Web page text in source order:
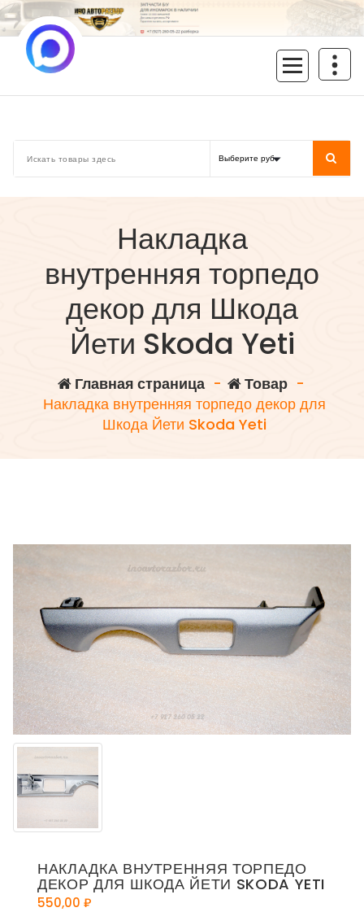
Перейти
к
содержимому
Накладка
внутренняя торпедо
декор для Шкода
Йети Skoda Yeti
Главная страница- Товар-
Накладка внутренняя торпедо декор для
Шкода Йети Skoda Yeti
НАКЛАДКА ВНУТРЕННЯЯ ТОРПЕДО
ДЕКОР ДЛЯ ШКОДА ЙЕТИ SKODA YETI
550,00 ₽